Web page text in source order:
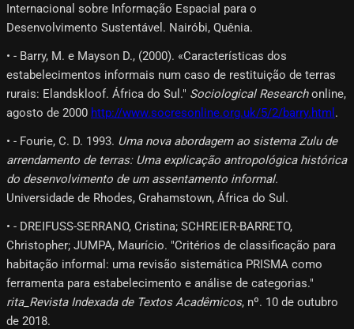
Internacional sobre Informação Espacial para o
Desenvolvimento Sustentável. Nairóbi, Quênia.
• - Barry, M. e Mayson D., (2000). «Características dos
estabelecimentos informais num caso de restituição de terras
rurais: Elandskloof. África do Sul." Sociological Researchonline,
agosto de 2000 http://www.socresonline.org.uk/5/2/barry.html .
• - Fourie, C. D. 1993. Uma nova abordagem ao sistema Zulu de
arrendamento de terras: Uma explicação antropológica histórica
do desenvolvimento de um assentamento informal.
Universidade de Rhodes, Grahamstown, África do Sul.
• - DREIFUSS-SERRANO, Cristina; SCHREIER-BARRETO,
Christopher; JUMPA, Maurício. "Critérios de classificação para
habitação informal: uma revisão sistemática PRISMA como
ferramenta para estabelecimento e análise de categorias."
rita_Revista Indexada de Textos Acadêmicos, nº. 10 de outubro
de 2018.